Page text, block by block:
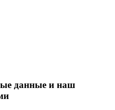
данные и наш